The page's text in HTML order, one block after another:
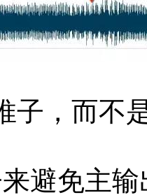
子，而不
避免主